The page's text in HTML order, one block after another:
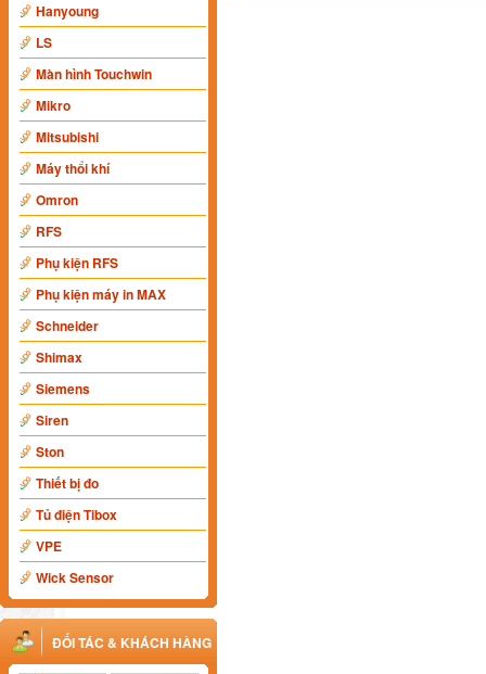
Hanyoung
LS
Màn hình Touchwin
Mikro
Mitsubishi
Máy thổi khí
Omron
RFS
Phụ kiện RFS
Phụ kiện máy in MAX
Schneider
Shimax
Siemens
Siren
Ston
Thiết bị đo
Tủ điện Tibox
VPE
Wick Sensor
ĐỐI TÁC & KHÁCH HÀNG